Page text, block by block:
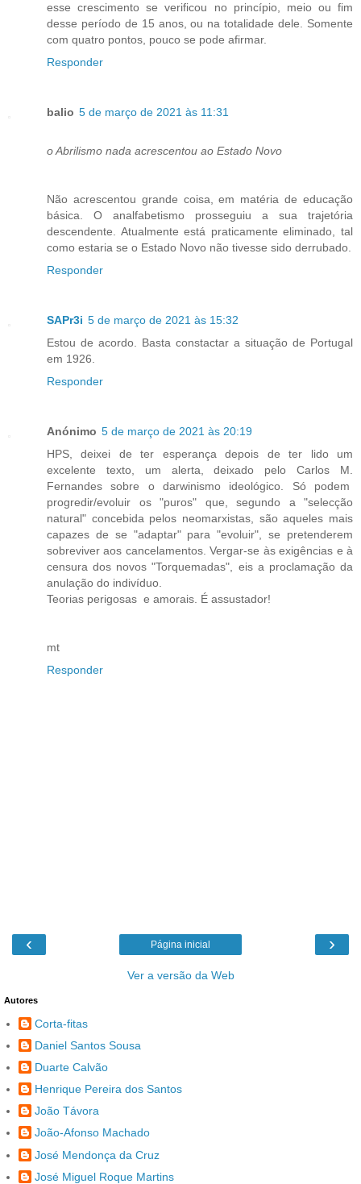
esse crescimento se verificou no princípio, meio ou fim
desse período de 15 anos, ou na totalidade dele. Somente
com quatro pontos, pouco se pode afirmar.
Responder
balio 5 de março de 2021 às 11:31
o Abrilismo nada acrescentou ao Estado Novo
Não acrescentou grande coisa, em matéria de educação
básica. O analfabetismo prosseguiu a sua trajetória
descendente. Atualmente está praticamente eliminado, tal
como estaria se o Estado Novo não tivesse sido derrubado.
Responder
SAPr3i 5 de março de 2021 às 15:32
Estou de acordo. Basta constactar a situação de Portugal
em 1926.
Responder
Anónimo 5 de março de 2021 às 20:19
HPS, deixei de ter esperança depois de ter lido um
excelente texto, um alerta, deixado pelo Carlos M.
Fernandes sobre o darwinismo ideológico. Só podem
progredir/evoluir os "puros" que, segundo a "selecção
natural" concebida pelos neomarxistas, são aqueles mais
capazes de se "adaptar" para "evoluir", se pretenderem
sobreviver aos cancelamentos. Vergar-se às exigências e à
censura dos novos "Torquemadas", eis a proclamação da
anulação do indivíduo.
Teorias perigosas e amorais. É assustador!
mt
Responder
‹ ›
Página inicial
Ver a versão da Web
Autores
Corta-fitas
Daniel Santos Sousa
Duarte Calvão
Henrique Pereira dos Santos
João Távora
João-Afonso Machado
José Mendonça da Cruz
José Miguel Roque Martins